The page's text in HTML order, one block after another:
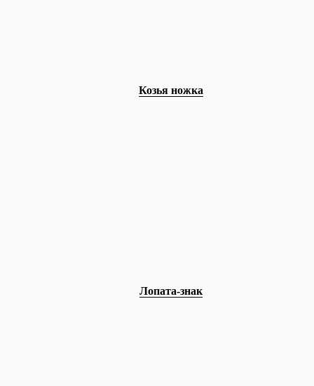
Козья ножка
Лопата-знак